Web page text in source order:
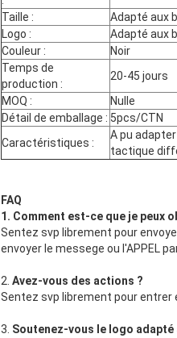
Taille :
Adapté aux
Logo :
Adapté aux
Couleur :
Noir
Temps de
production :
20-45 jours
MOQ :
Nulle
Détail de emballage : 5pcs/CTN
Caractéristiques :
A pu
tactique
FAQ
1. Comment est-ce que je peux
Sentez svp librement pour
envoyer le messege ou l'APPEL
2. Avez-vous des actions ?
Sentez svp librement pour
3. Soutenez-vous le logo adapté